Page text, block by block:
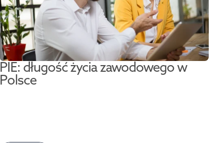
PIE: długość życia zawodowego w
Polsce